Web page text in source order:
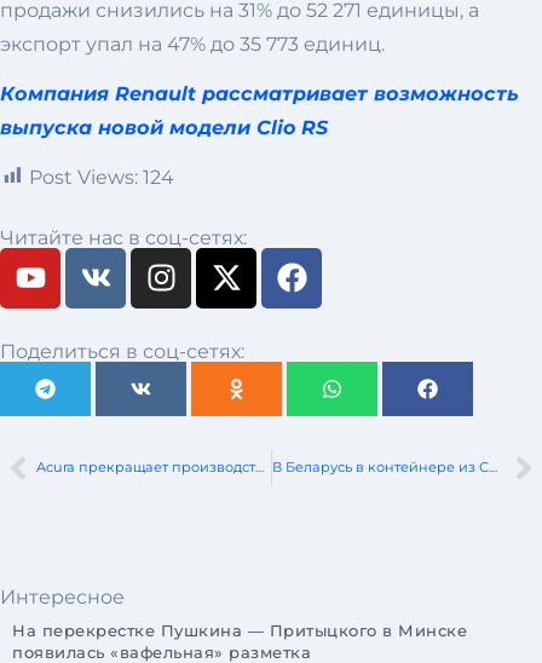
продажи снизились на 31% до 52 271 единицы, а
экспорт упал на 47% до 35 773 единиц.
Компания Renault рассматривает возможность
выпуска новой модели Clio RS
Post Views: 124
Читайте нас в соц-сетях:
Поделиться в соц-сетях:
Acura прекращает производство модели RDX В Беларусь в контейнере из США прибыл на ПМЖ енот
Интересное
На перекрестке Пушкина — Притыцкого в Минске
появилась «вафельная» разметка